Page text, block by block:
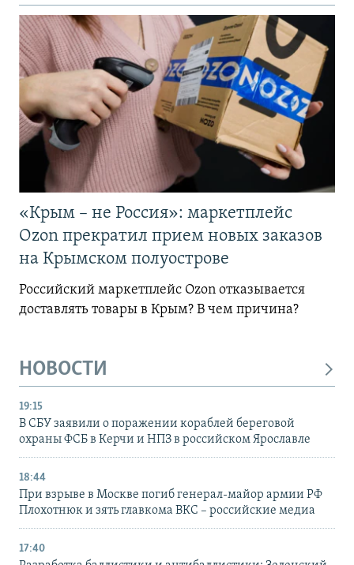
«Крым – не Россия»: маркетплейс
Ozon прекратил прием новых заказов
на Крымском полуострове
Российский маркетплейс Ozon отказывается
доставлять товары в Крым? В чем причина?
НОВОСТИ
19:15
В СБУ заявили о поражении кораблей береговой
охраны ФСБ в Керчи и НПЗ в российском Ярославле
18:44
При взрыве в Москве погиб генерал-майор армии РФ
Плохотнюк и зять главкома ВКС – российские медиа
17:40